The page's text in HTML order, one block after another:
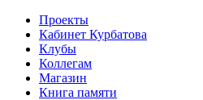
Проекты
Кабинет Курбатова
Клубы
Коллегам
Магазин
Книга памяти